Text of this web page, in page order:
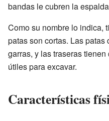
bandas le cubren la
Como su nombre lo indica,
patas son cortas. Las
garras, y las traseras
útiles para excavar.
Características